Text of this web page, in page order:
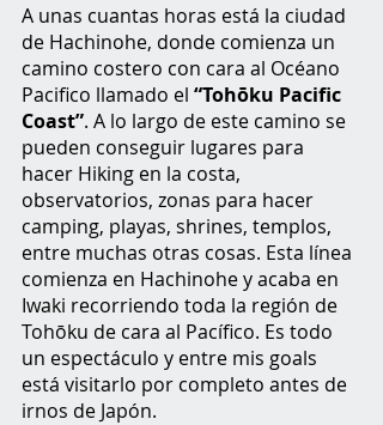
A unas cuantas horas está la ciudad
de Hachinohe, donde comienza un
camino costero con cara al Océano
Pacifico llamado el “Tohōku Pacific
Coast”. A lo largo de este camino se
pueden conseguir lugares para
hacer Hiking en la costa,
observatorios, zonas para hacer
camping, playas, shrines, templos,
entre muchas otras cosas. Esta línea
comienza en Hachinohe y acaba en
Iwaki recorriendo toda la región de
Tohōku de cara al Pacífico. Es todo
un espectáculo y entre mis goals
está visitarlo por completo antes de
irnos de Japón.